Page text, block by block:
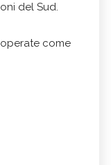
del Sud.
come